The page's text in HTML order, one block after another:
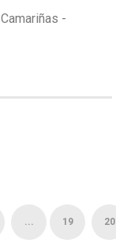
-
... 19 20